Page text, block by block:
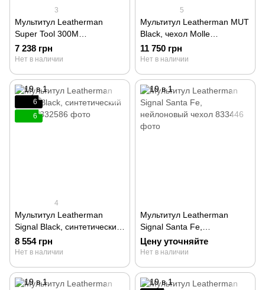
3
Мультитул Leatherman
Super Tool 300M
Black/Coyote, чехол Molle
832762
7 238 грн
Нет в наличии
5
Мультитул Leatherman MUT
Black, чехол Molle
коричневый 850022N
11 750 грн
Нет в наличии
6
6
4
Мультитул Leatherman
Signal Black, синтетический
чехол 832586
8 554 грн
Нет в наличии
Мультитул Leatherman
Signal Santa Fe,
нейлоновый чехол 833446
Цену уточняйте
Нет в наличии